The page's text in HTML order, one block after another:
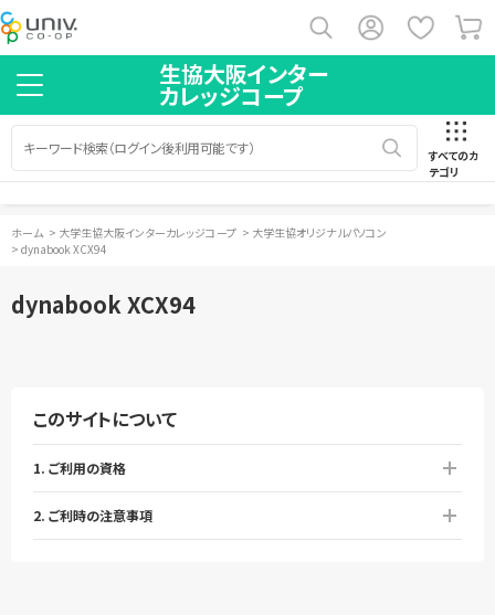
生協大阪インター
カレッジコープ
すべてのカ
テゴリ
ホーム > 大学生協大阪インターカレッジコープ > 大学生協オリジナルパソコン
> dynabook XCX94
dynabook XCX94
このサイトについて
1. ご利用の資格
2. ご利時の注意事項